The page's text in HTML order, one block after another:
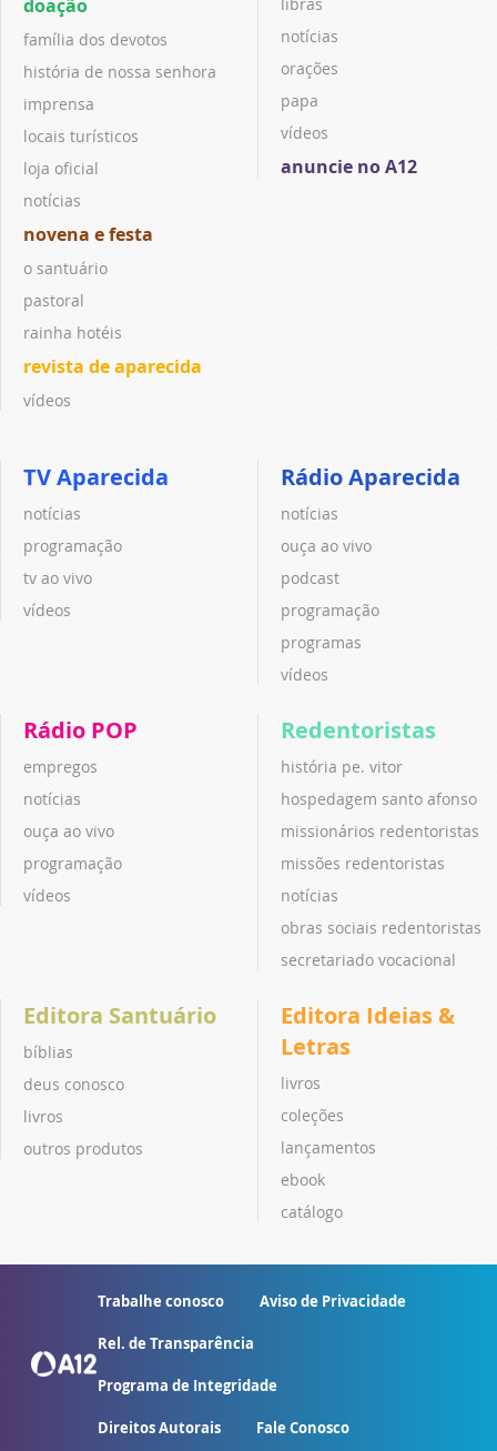
doação
família dos devotos
história de nossa senhora
imprensa
locais turísticos
loja oficial
notícias
novena e festa
o santuário
pastoral
rainha hotéis
revista de aparecida
vídeos
notícias
orações
papa
vídeos
anuncie no A12
TV Aparecida
notícias
programação
tv ao vivo
vídeos
Rádio Aparecida
notícias
ouça ao vivo
podcast
programação
programas
vídeos
Rádio POP
empregos
notícias
ouça ao vivo
programação
vídeos
Redentoristas
história pe. vitor
hospedagem santo afonso
missionários redentoristas
missões redentoristas
notícias
obras sociais redentoristas
secretariado vocacional
Editora Santuário
bíblias
deus conosco
livros
outros produtos
Editora Ideias &
Letras
livros
coleções
lançamentos
ebook
catálogo
Trabalhe conosco Aviso de Privacidade
Rel. de Transparência
Programa de Integridade
Direitos Autorais Fale Conosco